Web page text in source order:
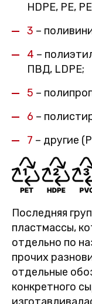
HDPE, РЕ,
3 –
4 –
ПВД, LDPE;
5 –
6 –
7 – другие
Последняя
пластмассы,
отдельно по
прочих
отдельные
конкретного